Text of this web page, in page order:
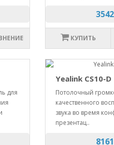
КУПИТЬ
для
Yealink CS10-D
Потолочный
качественного
звука во время
презентац..